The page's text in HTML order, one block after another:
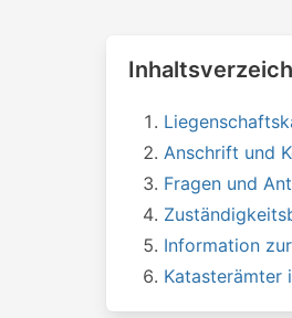
Anschrift und
Fragen und
Information
Katasterämter